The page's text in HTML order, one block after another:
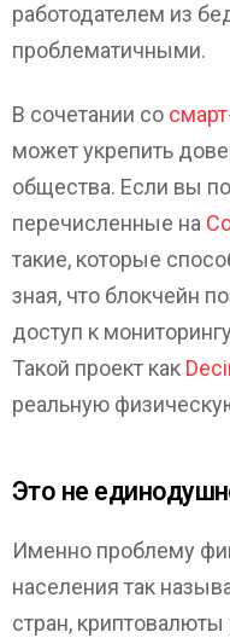
работодателем из
проблематичными.
В сочетании со
может укрепить
общества. Если вы
перечисленные на
такие, которые
зная, что блокчейн
доступ к
Такой проект как
реальную
Это не
Именно проблему
населения так
стран,